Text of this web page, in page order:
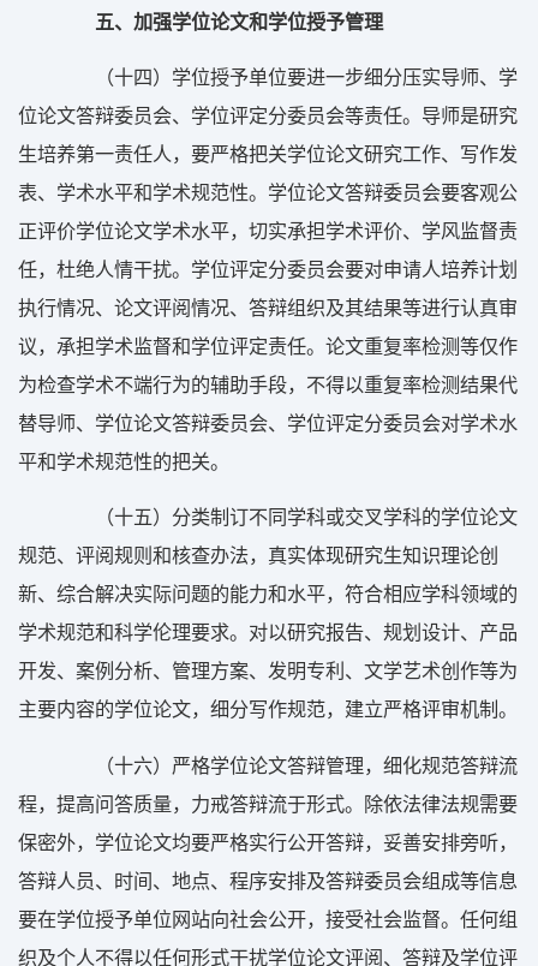
五、加强学位论文和学位授予管理
（十四）学位授予单位要进一步细分压实导师、学
位论文答辩委员会、学位评定分委员会等责任。导师是研究
生培养第一责任人，要严格把关学位论文研究工作、写作发
表、学术水平和学术规范性。学位论文答辩委员会要客观公
正评价学位论文学术水平，切实承担学术评价、学风监督责
任，杜绝人情干扰。学位评定分委员会要对申请人培养计划
执行情况、论文评阅情况、答辩组织及其结果等进行认真审
议，承担学术监督和学位评定责任。论文重复率检测等仅作
为检查学术不端行为的辅助手段，不得以重复率检测结果代
替导师、学位论文答辩委员会、学位评定分委员会对学术水
平和学术规范性的把关。
（十五）分类制订不同学科或交叉学科的学位论文
规范、评阅规则和核查办法，真实体现研究生知识理论创
新、综合解决实际问题的能力和水平，符合相应学科领域的
学术规范和科学伦理要求。对以研究报告、规划设计、产品
开发、案例分析、管理方案、发明专利、文学艺术创作等为
主要内容的学位论文，细分写作规范，建立严格评审机制。
（十六）严格学位论文答辩管理，细化规范答辩流
程，提高问答质量，力戒答辩流于形式。除依法律法规需要
保密外，学位论文均要严格实行公开答辩，妥善安排旁听，
答辩人员、时间、地点、程序安排及答辩委员会组成等信息
要在学位授予单位网站向社会公开，接受社会监督。任何组
织及个人不得以任何形式干扰学位论文评阅、答辩及学位评